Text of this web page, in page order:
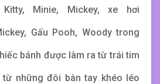
Minie, Mickey, xe hơi
Gấu Pooh, Woody trong
bánh được làm ra từ trái tim
những đôi bàn tay khéo léo